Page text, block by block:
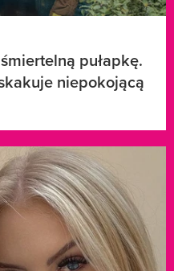
pułapkę.
niepokojącą